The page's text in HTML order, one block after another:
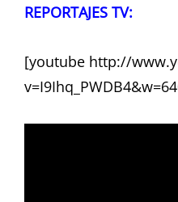
REPORTAJES TV:
[youtube http://